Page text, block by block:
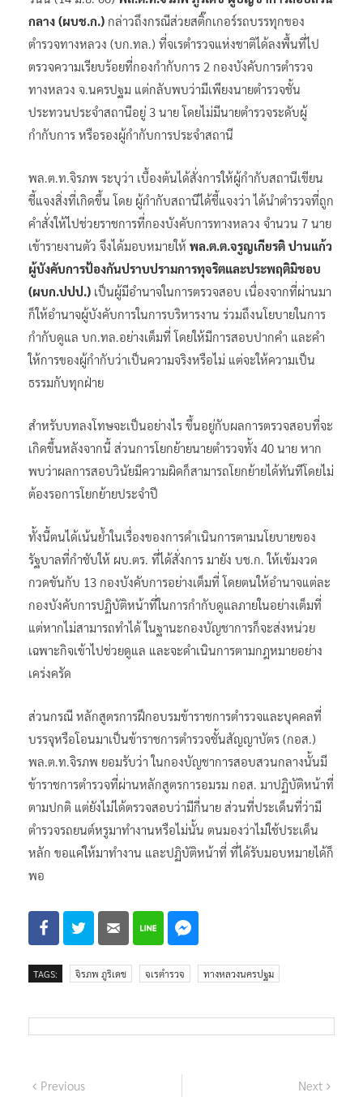
กลาง (ผบช.ก.) กล่าวถึงกรณีส่วยสติ๊กเกอร์รถบรรทุกของ
ตำรวจทางหลวง (บก.ทล.) ที่จเรตำรวจแห่งชาติได้ลงพื้นที่ไป
ตรวจความเรียบร้อยที่กองกำกับการ 2 กองบังคับการตำรวจ
ทางหลวง จ.นครปฐม แต่กลับพบว่ามีเพียงนายตำรวจชั้น
ประทวนประจำสถานีอยู่ 3 นาย โดยไม่มีนายตำรวจระดับผู้
กำกับการ หรือรองผู้กำกับการประจำสถานี
พล.ต.ท.จิรภพ ระบุว่า เบื้องต้นได้สั่งการให้ผู้กำกับสถานีเขียน
ชี้แจงสิ่งที่เกิดขึ้น โดย ผู้กำกับสถานีได้ชี้แจงว่า ได้นำตำรวจที่ถูก
คำสั่งให้ไปช่วยราชการที่กองบังคับการทางหลวง จำนวน 7 นาย
เข้ารายงานตัว จึงได้มอบหมายให้ พล.ต.ต.จรูญเกียรติ ปานแก้ว
ผู้บังคับการป้องกันปราบปรามการทุจริตและประพฤติมิชอบ
(ผบก.ปปป.) เป็นผู้มีอำนาจในการตรวจสอบ เนื่องจากที่ผ่านมา
ก็ให้อำนาจผู้บังคับการในการบริหารงาน ร่วมถึงนโยบายในการ
กำกับดูแล บก.ทล.อย่างเต็มที่ โดยให้มีการสอบปากคำ และคำ
ให้การของผู้กำกับว่าเป็นความจริงหรือไม่ แต่จะให้ความเป็น
ธรรมกับทุกฝ่าย
สำหรับบทลงโทษจะเป็นอย่างไร ขึ้นอยู่กับผลการตรวจสอบที่จะ
เกิดขึ้นหลังจากนี้ ส่วนการโยกย้ายนายตำรวจทั้ง 40 นาย หาก
พบว่าผลการสอบวินัยมีความผิดก็สามารถโยกย้ายได้ทันทีโดยไม่
ต้องรอการโยกย้ายประจำปี
ทั้งนี้ตนได้เน้นย้ำในเรื่องของการดำเนินการตามนโยบายของ
รัฐบาลที่กำชับให้ ผบ.ตร. ที่ได้สั่งการ มายัง บช.ก. ให้เข้มงวด
กวดขันกับ 13 กองบังคับการอย่างเต็มที่ โดยตนให้อำนาจแต่ละ
กองบังคับการปฏิบัติหน้าที่ในการกำกับดูแลภายในอย่างเต็มที่
แต่หากไม่สามารถทำได้ ในฐานะกองบัญชาการก็จะส่งหน่วย
เฉพาะกิจเข้าไปช่วยดูแล และจะดำเนินการตามกฎหมายอย่าง
เคร่งครัด
ส่วนกรณี หลักสูตรการฝึกอบรมข้าราชการตำรวจและบุคคลที่
บรรจุหรือโอนมาเป็นข้าราชการตำรวจชั้นสัญญาบัตร (กอส.)
พล.ต.ท.จิรภพ ยอมรับว่า ในกองบัญชาการสอบสวนกลางนั้นมี
ข้าราชการตำรวจที่ผ่านหลักสูตรการอมรม กอส. มาปฏิบัติหน้าที่
ตามปกติ แต่ยังไม่ได้ตรวจสอบว่ามีกี่นาย ส่วนที่ประเด็นที่ว่ามี
ตำรวจรถยนต์หรูมาทำงานหรือไม่นั้น ตนมองว่าไม่ใช้ประเด็น
หลัก ขอแค่ให้มาทำงาน และปฏิบัติหน้าที่ ที่ได้รับมอบหมายได้ก็
พอ
TAGS: จิรภพ ภูริเดช จเรตำรวจ ทางหลวงนครปฐม
แนะแนว
PreviousPrevious Next